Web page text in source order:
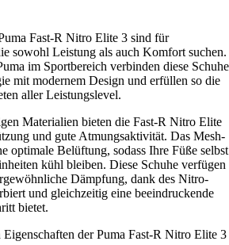
Fast-R Nitro Elite 3 sind für
sowohl Leistung als auch Komfort suchen.
im Sportbereich verbinden diese Schuhe
mit modernem Design und erfüllen so die
aller Leistungslevel.
Materialien bieten die Fast-R Nitro Elite
und gute Atmungsaktivität. Das Mesh-
optimale Belüftung, sodass Ihre Füße selbst
kühl bleiben. Diese Schuhe verfügen
Dämpfung, dank des Nitro-
und gleichzeitig eine beeindruckende
bietet.
Eigenschaften der Puma Fast-R Nitro Elite 3